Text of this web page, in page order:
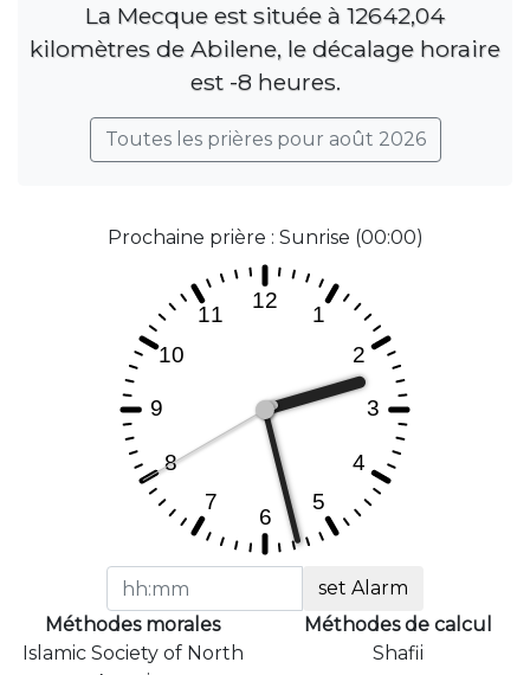
La Mecque est située à 12642,04
kilomètres de Abilene, le décalage horaire
est -8 heures.
Toutes les prières pour août 2026
Prochaine prière : Sunrise (00:00)
set Alarm
Méthodes morales
Islamic Society of North
Méthodes de calcul
Shafii